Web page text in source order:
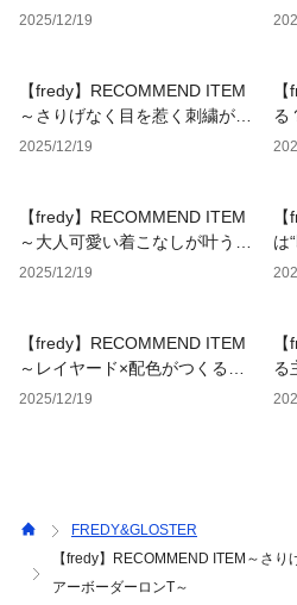
イズとカラー展開をアップデー
2025/12/19
【fredy】RECOMMEND ITEM
～さりげなく目を惹く刺繍がポ
イントのメッセージニットカー
2025/12/19
る
テ
【fredy】RECOMMEND ITEM
～大人可愛い着こなしが叶うハ
ンド刺繡ハートZIPカーディガ
2025/12/19
は
【fredy】RECOMMEND ITEM
～レイヤード×配色がつくる立
体感。 さっと着るだけでこなれ
2025/12/19
る
FREDY&GLOSTER
【fredy】RECOMMEND ITEM～さ
アーボーダーロンT～